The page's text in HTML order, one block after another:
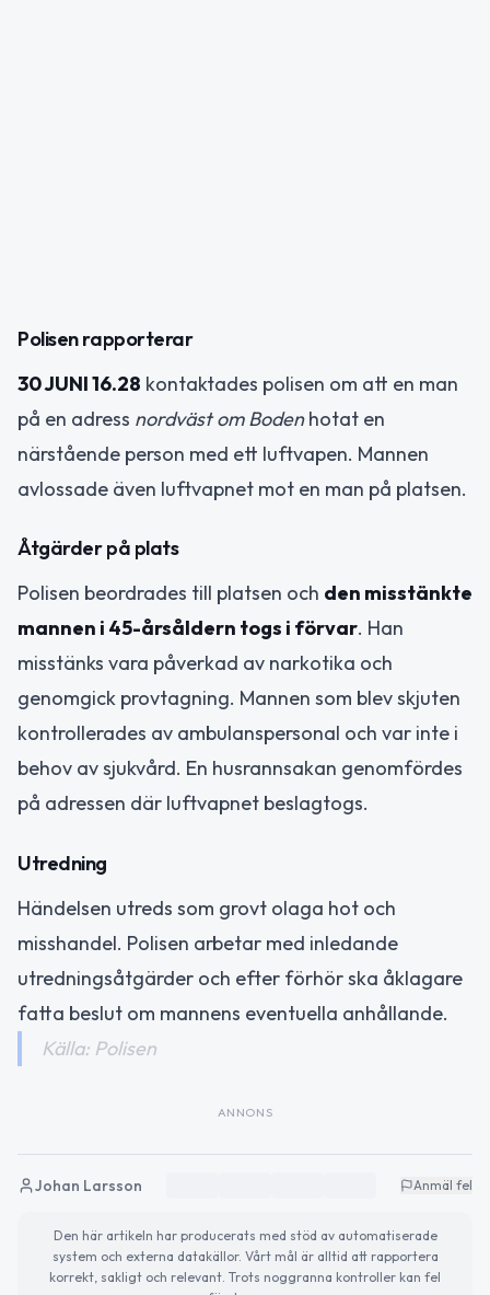
Polisen rapporterar
30 JUNI 16.28 kontaktades polisen om att en man
på en adress nordväst om Bodenhotat en
närstående person med ett luftvapen. Mannen
avlossade även luftvapnet mot en man på platsen.
Åtgärder på plats
Polisen beordrades till platsen och den misstänkte
mannen i 45-årsåldern togs i förvar. Han
misstänks vara påverkad av narkotika och
genomgick provtagning. Mannen som blev skjuten
kontrollerades av ambulanspersonal och var inte i
behov av sjukvård. En husrannsakan genomfördes
på adressen där luftvapnet beslagtogs.
Utredning
Händelsen utreds som grovt olaga hot och
misshandel. Polisen arbetar med inledande
utredningsåtgärder och efter förhör ska åklagare
fatta beslut om mannens eventuella anhållande.
Källa: Polisen
ANNONS
Johan Larsson Anmäl fel
Den här artikeln har producerats med stöd av automatiserade
system och externa datakällor. Vårt mål är alltid att rapportera
korrekt, sakligt och relevant. Trots noggranna kontroller kan fel